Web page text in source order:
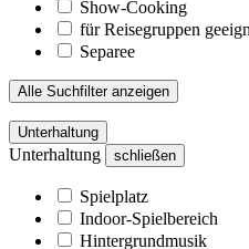
Show-Cooking
für Reisegruppen
Separee
Alle Suchfilter anzeigen
Unterhaltung
Unterhaltung schließen
Spielplatz
Indoor-Spielbereich
Hintergrundmusik